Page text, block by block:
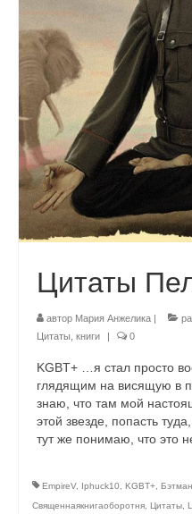
Система чакр
Взаимодействие c
Адвайта
Йога
Йога как путь:
Йога-фото и
Учение Дона Хуана
Услуги
Психотерапия
Энергетическая
связей
Медитация на
Практика
Цитаты
автор Мария Анжелика |
Цитаты, книги
| 0
KGBT+ …я стал просто
глядящим на висящую в
знаю, что там мой
этой звезде, попасть
тут же понимаю, что это
EmpireV, Iphuck10 KGBT+
Священнаякнигаоборотня Цитаты